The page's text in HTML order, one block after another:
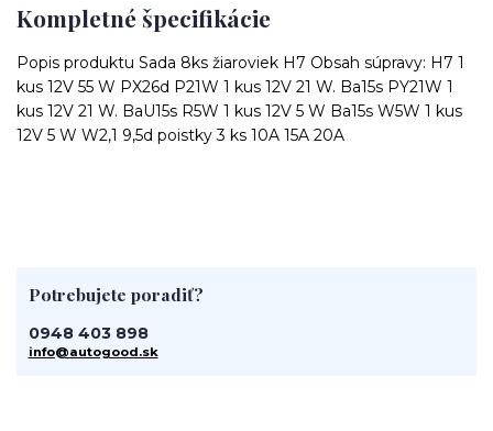
Kompletné špecifikácie
Popis produktu Sada 8ks žiaroviek H7 Obsah súpravy: H7 1
kus 12V 55 W PX26d P21W 1 kus 12V 21 W. Ba15s PY21W 1
kus 12V 21 W. BaU15s R5W 1 kus 12V 5 W Ba15s W5W 1 kus
12V 5 W W2,1 9,5d poistky 3 ks 10A 15A 20A
Potrebujete poradiť?
0948 403 898
info@autogood.sk